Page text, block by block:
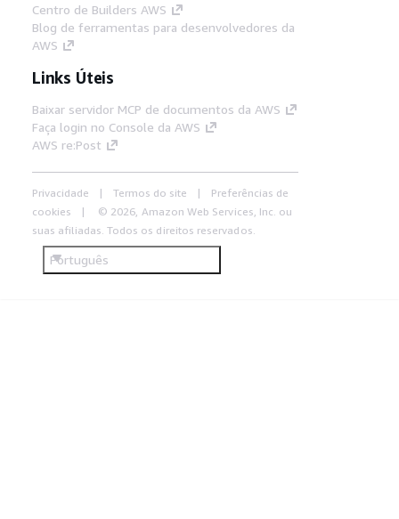
Centro de Builders AWS
Blog de ferramentas para desenvolvedores da
AWS
Links Úteis
Baixar servidor MCP de documentos da AWS
Faça login no Console da AWS
AWS re:Post
Privacidade Termos do site
Preferências de
cookies
© 2026, Amazon Web Services, Inc. ou
suas afiliadas. Todos os direitos reservados.
Português